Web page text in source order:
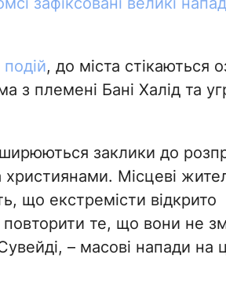
, до міста стікаються
з племені Бані Халід та
заклики до
християнами. Місцеві
що екстремісти відкрито
те, що вони не
– масові напади на